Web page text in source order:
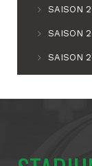
SAISON
SAISON
SAISON